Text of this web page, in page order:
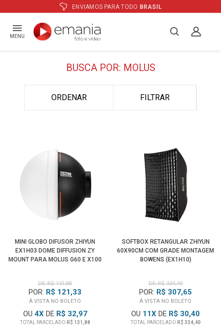
ENVIAMOS PARA TODO BRASIL
MENU
BUSCA POR: MOLUS
ORDENAR FILTRAR
MINI GLOBO DIFUSOR ZHIYUN
EX1H03 DOME DIFFUSION ZY
MOUNT PARA MOLUS G60 E X100
DE: R$ 131,88
POR: R$ 121,33
À VISTA NO BOLETO
OU 4XDE R$ 32,97
TOTAL PARCELADO R$ 131,88
SOFTBOX RETANGULAR ZHIYUN
60X90CM COM GRADE MONTAGEM
BOWENS (EX1H10)
DE: R$ 334,40
POR: R$ 307,65
À VISTA NO BOLETO
OU 11X DE R$ 30,40
TOTAL PARCELADO R$ 334,40